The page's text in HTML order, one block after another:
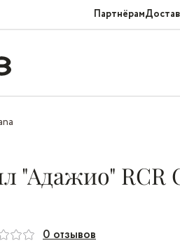
Партнёрам
"Адажио" RCR
0 отзывов